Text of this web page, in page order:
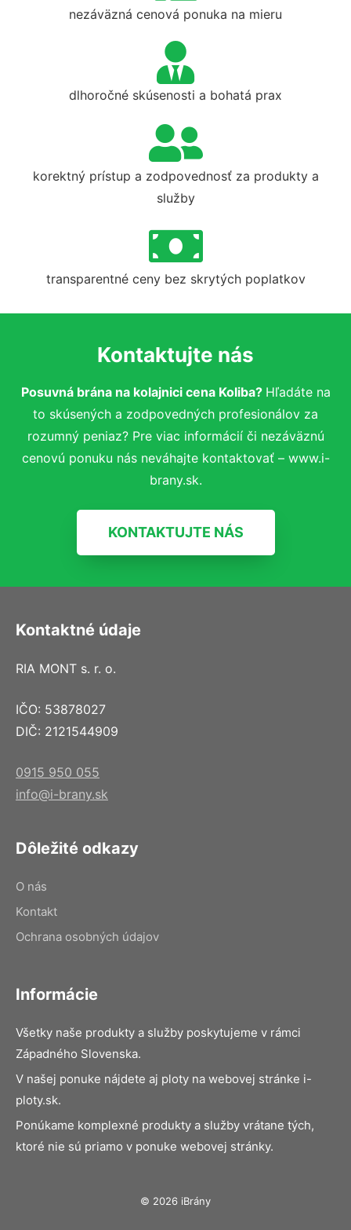
nezáväzná cenová ponuka na mieru
dlhoročné skúsenosti a bohatá prax
korektný prístup a zodpovednosť za produkty a
služby
transparentné ceny bez skrytých poplatkov
Kontaktujte nás
Posuvná brána na kolajnici cena Koliba? Hľadáte na
to skúsených a zodpovedných profesionálov za
rozumný peniaz? Pre viac informácií či nezáväznú
cenovú ponuku nás neváhajte kontaktovať – www.i-
brany.sk.
KONTAKTUJTE NÁS
Kontaktné údaje
RIA MONT s. r. o.
IČO: 53878027
DIČ: 2121544909
0915 950 055
info@i-brany.sk
Dôležité odkazy
O nás
Kontakt
Ochrana osobných údajov
Informácie
Všetky naše produkty a služby poskytujeme v rámci
Západného Slovenska.
V našej ponuke nájdete aj ploty na webovej stránke i-
ploty.sk.
Ponúkame komplexné produkty a služby vrátane tých,
ktoré nie sú priamo v ponuke webovej stránky.
© 2026 iBrány